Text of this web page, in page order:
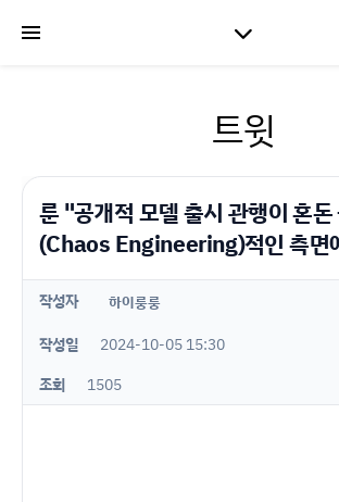
트윗
룬 "공개적 모델 출시 관행이 혼돈
(Chaos Engineering)적인 측면
작성자 하이룽룽
작성일
2024-10-05 15:30
조회
1505